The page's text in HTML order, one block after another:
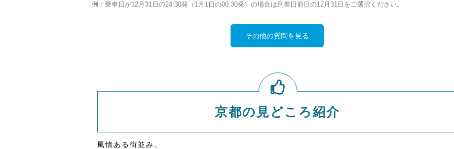
例：乗車日が12月31日の24:30発（1月1日の00:30発）の場合は到着日前日の12月31日をご選択ください。
その他の質問を見る
京都の見どころ紹介
風情ある街並み。